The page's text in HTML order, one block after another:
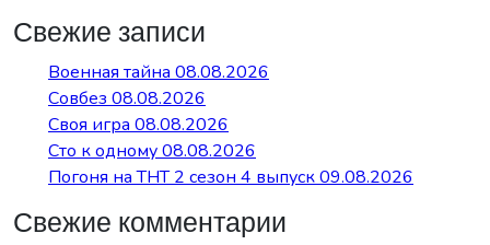
Свежие записи
Военная тайна 08.08.2026
Совбез 08.08.2026
Своя игра 08.08.2026
Сто к одному 08.08.2026
Погоня на ТНТ 2 сезон 4 выпуск 09.08.2026
Свежие комментарии